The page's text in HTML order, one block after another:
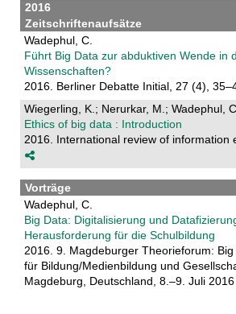
2016
Zeitschriftenaufsätze
Wadephul, C.
Führt Big Data zur abduktiven Wende in
Wissenschaften?
2016. Berliner Debatte Initial, 27 (4),
Wiegerling, K.; Nerurkar, M.; Wadephul, C.
Ethics of big data : Introduction
2016. International review of information
Vorträge
Wadephul, C.
Big Data: Digitalisierung und
Herausforderung für die Schulbildung
2016. 9. Magdeburger Theorieforum:
für Bildung/Medienbildung und
Magdeburg, Deutschland, 8.–9. Juli 2016